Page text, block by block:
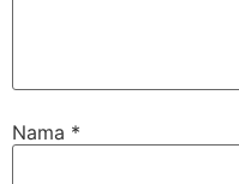
Nama *